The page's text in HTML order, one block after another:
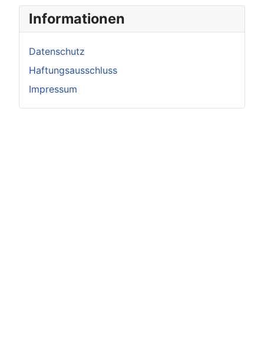
Informationen
Datenschutz
Haftungsausschluss
Impressum